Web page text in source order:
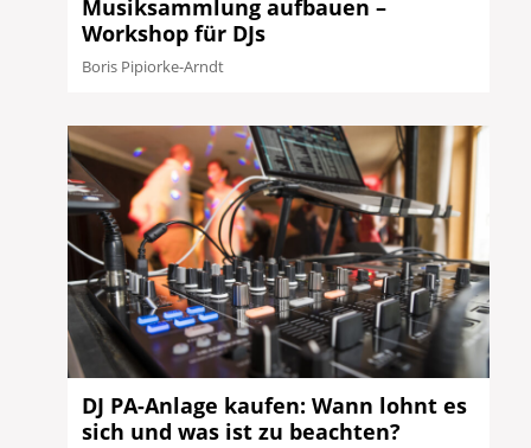
Musiksammlung aufbauen –
Workshop für DJs
Boris Pipiorke-Arndt
DJ PA-Anlage kaufen: Wann lohnt es
sich und was ist zu beachten?